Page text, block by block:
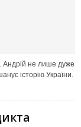
Андрій не лише дуже
історію України.